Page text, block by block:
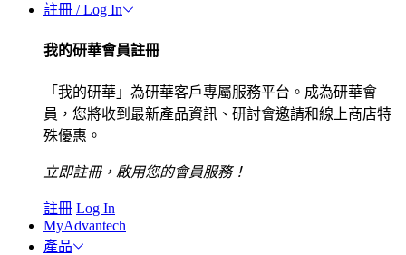
註冊 / Log In
我的研華會員註冊
「我的研華」為研華客戶專屬服務平台。成為研華會
員，您將收到最新產品資訊、研討會邀請和線上商店特
殊優惠。
立即註冊，啟用您的會員服務！
註冊 Log In
MyAdvantech
產品